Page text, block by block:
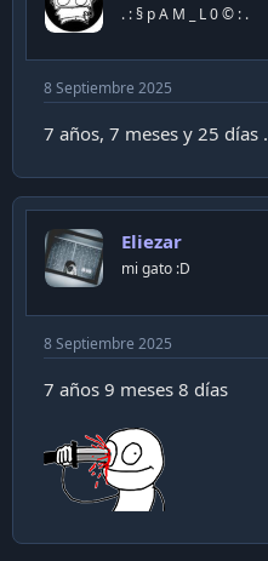
. : § p A M _ L 0 © : .
8 Septiembre 2025
7 años, 7 meses y 25
Eliezar
mi gato :D
8 Septiembre 2025
7 años 9 meses 8 días